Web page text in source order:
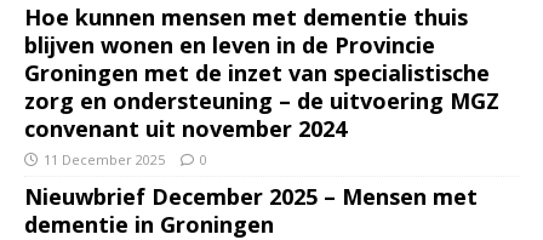
Hoe kunnen mensen met dementie thuis
blijven wonen en leven in de Provincie
Groningen met de inzet van specialistische
zorg en ondersteuning – de uitvoering MGZ
convenant uit november 2024
11 December 2025 0
Nieuwbrief December 2025 – Mensen met
dementie in Groningen